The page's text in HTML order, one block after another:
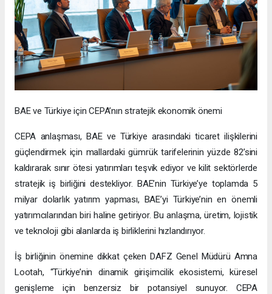
BAE ve Türkiye için CEPA’nın stratejik ekonomik önemi
CEPA anlaşması, BAE ve Türkiye arasındaki ticaret ilişkilerini
güçlendirmek için mallardaki gümrük tarifelerinin yüzde 82’sini
kaldırarak sınır ötesi yatırımları teşvik ediyor ve kilit sektörlerde
stratejik iş birliğini destekliyor. BAE’nin Türkiye’ye toplamda 5
milyar dolarlık yatırım yapması, BAE’yi Türkiye’nin en önemli
yatırımcılarından biri haline getiriyor. Bu anlaşma, üretim, lojistik
ve teknoloji gibi alanlarda iş birliklerini hızlandırıyor.
İş birliğinin önemine dikkat çeken DAFZ Genel Müdürü Amna
Lootah, “Türkiye’nin dinamik girişimcilik ekosistemi, küresel
genişleme için benzersiz bir potansiyel sunuyor. CEPA